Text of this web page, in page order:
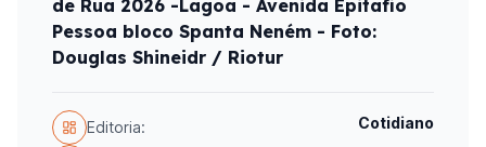
de Rua 2026 -Lagoa - Avenida Epitafio
Pessoa bloco Spanta Neném - Foto:
Douglas Shineidr / Riotur
Editoria: Cotidiano